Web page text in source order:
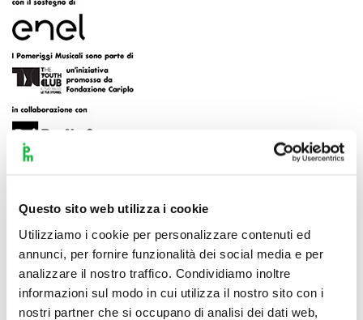
Questo sito web utilizza i cookie
Utilizziamo i cookie per personalizzare contenuti ed
annunci, per fornire funzionalità dei social media e per
analizzare il nostro traffico. Condividiamo inoltre
informazioni sul modo in cui utilizza il nostro sito con i
nostri partner che si occupano di analisi dei dati web,